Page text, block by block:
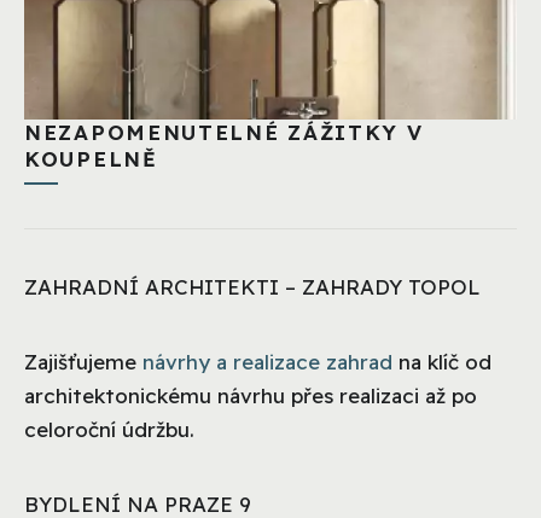
NEZAPOMENUTELNÉ ZÁŽITKY V
KOUPELNĚ
ZAHRADNÍ ARCHITEKTI – ZAHRADY TOPOL
Zajišťujeme návrhy a realizace zahrad na klíč od
architektonickému návrhu přes realizaci až po
celoroční údržbu.
BYDLENÍ NA PRAZE 9